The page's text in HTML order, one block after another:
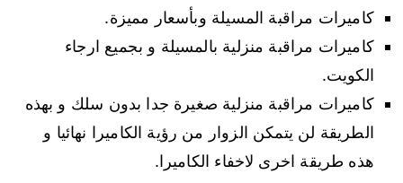
كاميرات مراقبة المسيلة وبأسعار مميزة.
كاميرات مراقبة منزلية بالمسيلة و بجميع ارجاء
الكويت.
كاميرات مراقبة منزلية صغيرة جدا بدون سلك و بهذه
الطريقة لن يتمكن الزوار من رؤية الكاميرا نهائيا و
هذه طريقة اخرى لاخفاء الكاميرا.